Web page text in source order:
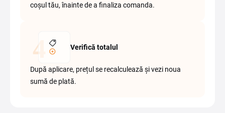
coșul tău, înainte de a finaliza comanda.
Verifică totalul
După aplicare, prețul se recalculează și vezi noua
sumă de plată.